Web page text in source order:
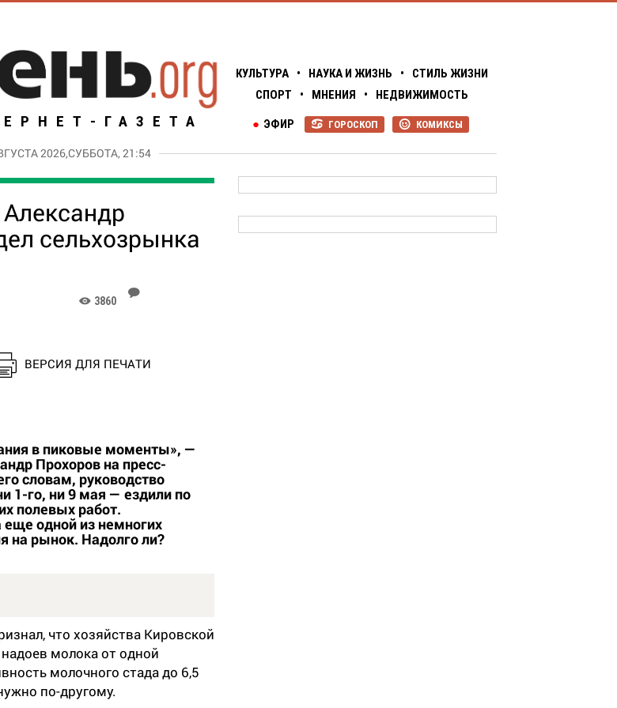
ГАЗЕТА
КУЛЬТУРА • НАУКА И ЖИЗНЬ •
СТИЛЬ ЖИЗНИ
СПОРТ
• МНЕНИЯ • НЕДВИЖИМОСТЬ
P КОМИКСЫ
R ГОРОСКОП
● ЭФИР
2026,СУББОТА, 21:54
сельхозрынка
K 3860
J
ВЕРСИЯ ДЛЯ ПЕЧАТИ
в пиковые моменты», —
Прохоров на пресс-
словам, руководство
1-го, ни 9 мая — ездили по
полевых работ.
еще одной из немногих
на рынок. Надолго ли?
что хозяйства Кировской
молока от одной
молочного стада до 6,5
по-другому.